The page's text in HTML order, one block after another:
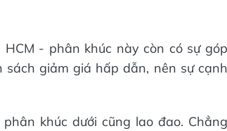
- phân khúc này còn có sự góp
sách giảm giá hấp dẫn, nên sự cạnh
khúc dưới cũng lao đao. Chẳng